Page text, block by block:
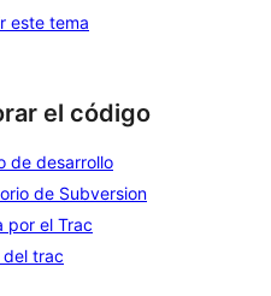
este tema
el código
de desarrollo
de Subversion
por el Trac
trac